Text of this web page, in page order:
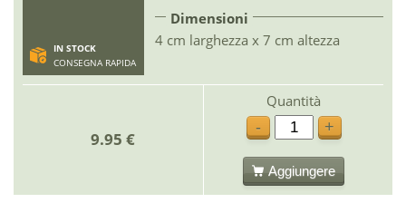
IN STOCK
CONSEGNA RAPIDA
Dimensioni
4 cm larghezza x 7 cm altezza
9.95 €
Quantità
-
+
Aggiungere